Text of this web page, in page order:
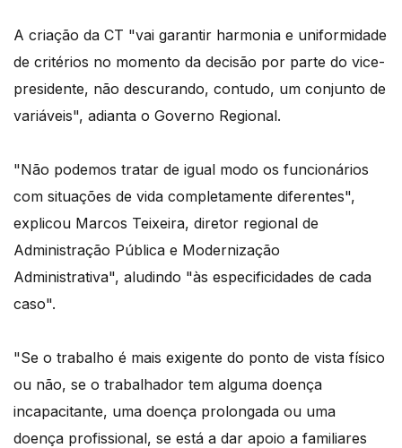
A criação da CT "vai garantir harmonia e uniformidade
de critérios no momento da decisão por parte do vice-
presidente, não descurando, contudo, um conjunto de
variáveis", adianta o Governo Regional.
"Não podemos tratar de igual modo os funcionários
com situações de vida completamente diferentes",
explicou Marcos Teixeira, diretor regional de
Administração Pública e Modernização
Administrativa", aludindo "às especificidades de cada
caso".
"Se o trabalho é mais exigente do ponto de vista físico
ou não, se o trabalhador tem alguma doença
incapacitante, uma doença prolongada ou uma
doença profissional, se está a dar apoio a familiares